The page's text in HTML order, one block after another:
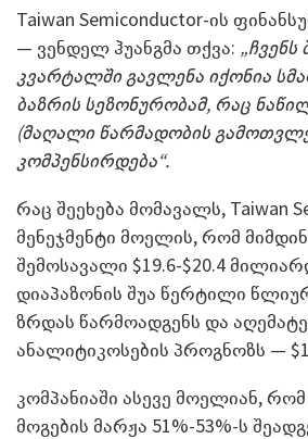
Taiwan Semiconductor-ის
— ვენდელ ჰუანგმა თქვა:
კვარტალში გავლენა იქონია
ბაზრის სეზონურობამ, რაც
(მაღალი წარმადობის
კომპენსირდება“.
რაც შეეხება მომავალს, Taiwan
მენეჯმენტი მოელის, რომ
შემოსავალი $19.6-$20.4
დიაპაზონის შუა წერტილი
ზრდას წარმოადგენს და
ანალიტიკოსების პროგნოზს —
კომპანიაში ასევე მოელიან,
მოგების მარჟა 51%-53%-ს